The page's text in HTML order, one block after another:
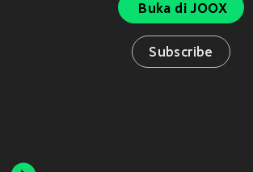
Buka di JOOX
Subscribe